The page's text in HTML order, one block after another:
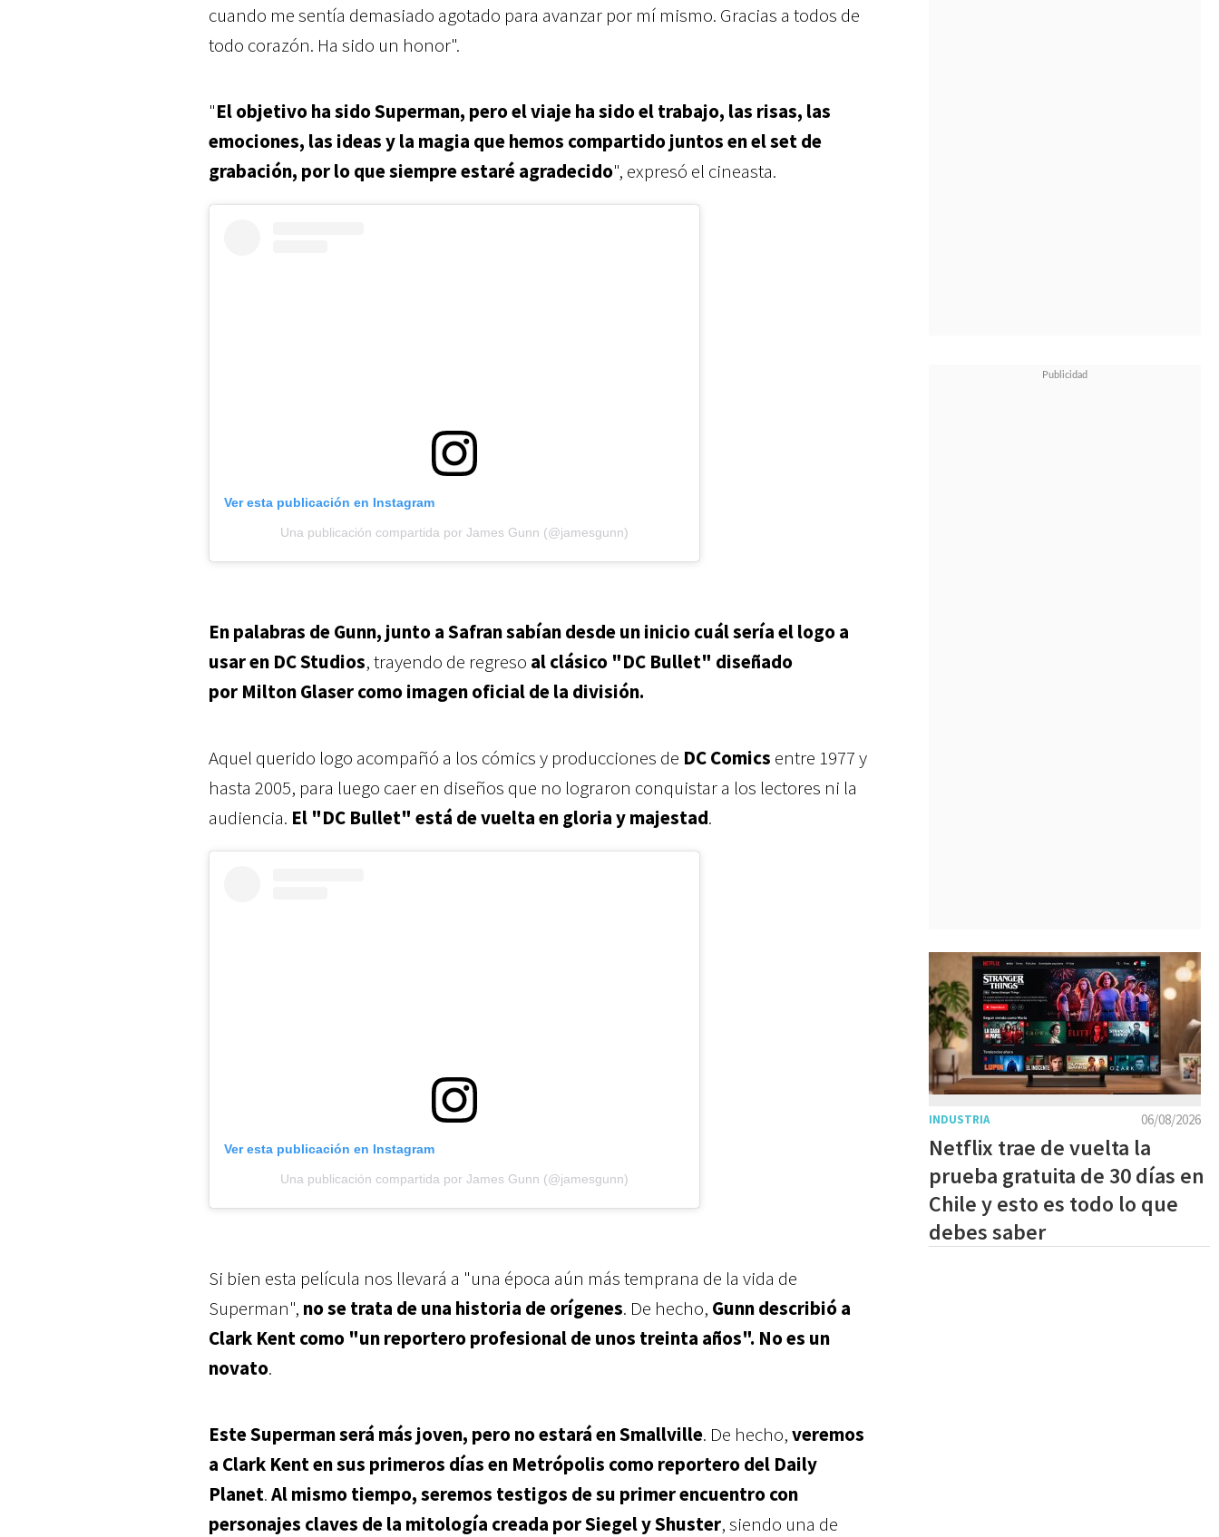
cuando me sentía demasiado agotado para avanzar por mí mismo. Gracias a todos de
todo corazón. Ha sido un honor".
"El objetivo ha sido Superman, pero el viaje ha sido el trabajo, las risas, las
emociones, las ideas y la magia que hemos compartido juntos en el set de
grabación, por lo que siempre estaré agradecido", expresó el cineasta.
Ver esta publicación en Instagram
Una publicación compartida por James Gunn (@jamesgunn)
En palabras de Gunn, junto a Safran sabían desde un inicio cuál sería el logo a
usar en DC Studios, trayendo de regreso al clásico "DC Bullet" diseñado
por Milton Glaser como imagen oficial de la división.
Aquel querido logo acompañó a los cómics y producciones de DC Comics entre 1977 y
hasta 2005, para luego caer en diseños que no lograron conquistar a los lectores ni la
audiencia. El "DC Bullet" está de vuelta en gloria y majestad.
Ver esta publicación en Instagram
Una publicación compartida por James Gunn (@jamesgunn)
Si bien esta película nos llevará a "una época aún más temprana de la vida de
Superman", no se trata de una historia de orígenes. De hecho, Gunn describió a
Clark Kent como "un reportero profesional de unos treinta años". No es un
novato.
Este Superman será más joven, pero no estará en Smallville. De hecho,veremos
a Clark Kent en sus primeros días en Metrópolis como reportero del Daily
Planet.Al mismo tiempo, seremos testigos de su primer encuentro con
personajes claves de la mitología creada por Siegel y Shuster, siendo una de
06/08/2026
INDUSTRIA
Netflix trae de vuelta la
prueba gratuita de 30 días en
Chile y esto es todo lo que
debes saber